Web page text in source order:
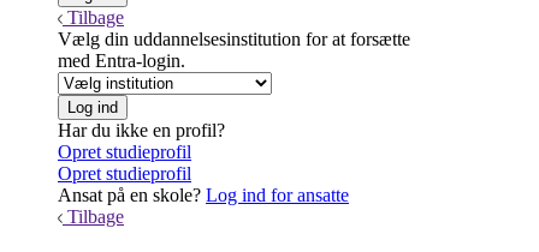
Tilbage
Vælg din uddannelsesinstitution for at forsætte
med Entra-login.
Har du ikke en profil?
Opret studieprofil
Opret studieprofil
Ansat på en skole? Log ind for ansatte
Tilbage